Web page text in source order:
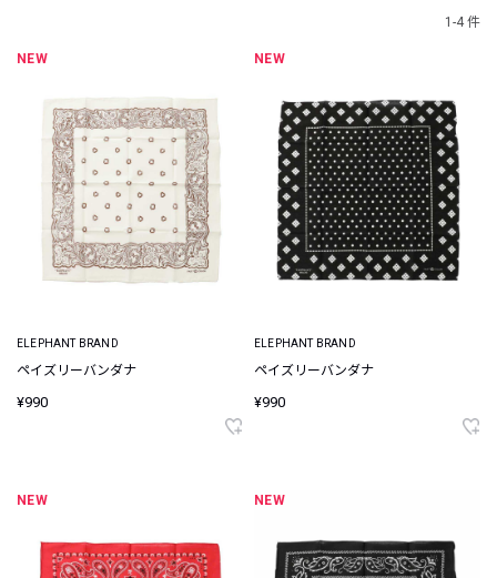
1-4 件
NEW
ELEPHANT BRAND
ペイズリーバンダナ
¥990
NEW
ELEPHANT BRAND
ペイズリーバンダナ
¥990
NEW NEW